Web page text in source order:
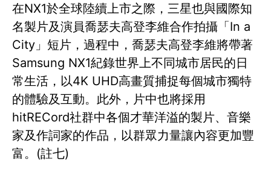
在NX1於全球陸續上市之際，三星也與國際知
名製片及演員喬瑟夫高登李維合作拍攝「In a
City」短片，過程中，喬瑟夫高登李維將帶著
Samsung NX1紀錄世界上不同城市居民的日
常生活，以4K UHD高畫質捕捉每個城市獨特
的體驗及互動。此外，片中也將採用
hitRECord社群中各個才華洋溢的製片、音樂
家及作詞家的作品，以群眾力量讓內容更加豐
富。(註七)